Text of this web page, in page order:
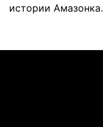
истории Амазонка.